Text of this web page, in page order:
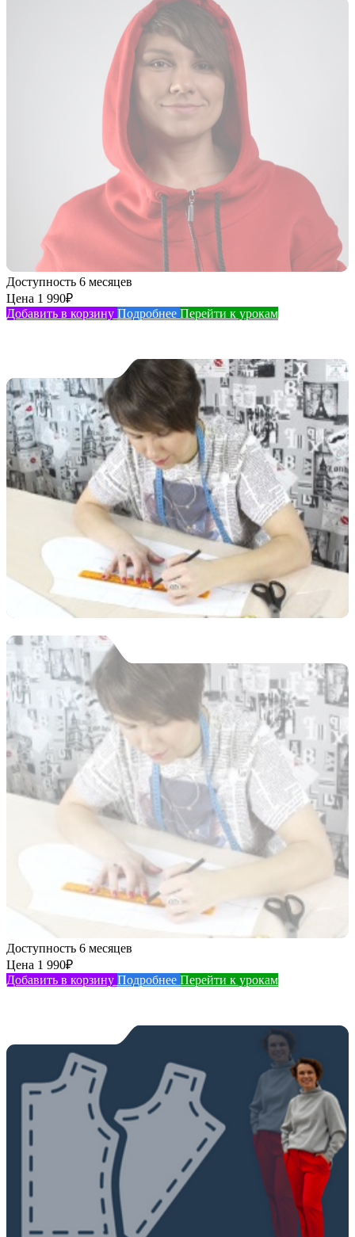
Доступность 6 месяцев
Цена 1 990₽
Добавить в корзину Подробнее Перейти к урокам
Доступность 6 месяцев
Цена 1 990₽
Добавить в корзину Подробнее Перейти к урокам